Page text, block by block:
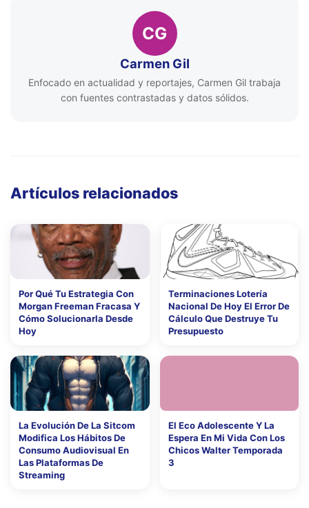
CG
Carmen Gil
Enfocado en actualidad y reportajes, Carmen Gil trabaja
con fuentes contrastadas y datos sólidos.
Artículos relacionados
Por Qué Tu Estrategia Con
Morgan Freeman Fracasa Y
Cómo Solucionarla Desde
Hoy
Terminaciones Lotería
Nacional De Hoy El Error De
Cálculo Que Destruye Tu
Presupuesto
La Evolución De La Sitcom
Modifica Los Hábitos De
Consumo Audiovisual En
Las Plataformas De
Streaming
El Eco Adolescente Y La
Espera En Mi Vida Con Los
Chicos Walter Temporada
3